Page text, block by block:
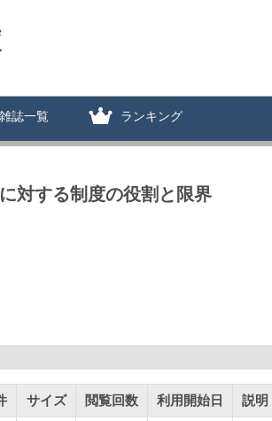
誌一覧 ランキング
対する制度の役割と限界
サイズ 閲覧回数 利用開始日 説明